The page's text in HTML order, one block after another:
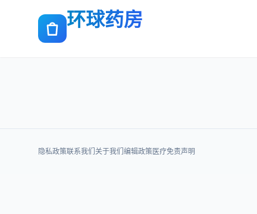
环球药房
隐私政策联系我们关于我们编辑政策医疗免责声明